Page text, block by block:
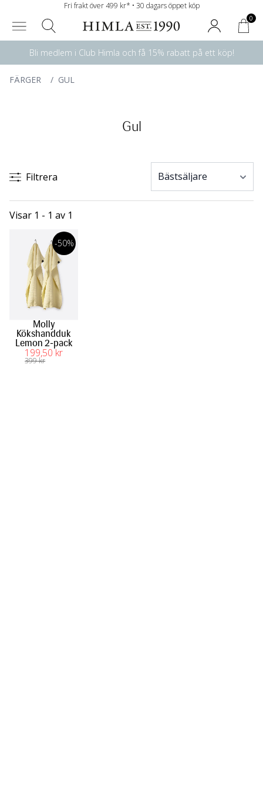
Fri frakt över 499 kr* • 30 dagars öppet köp
0
Bli medlem i Club Himla och få 15% rabatt på ett köp!
FÄRGER / GUL
Gul
Filtrera
Visar 1 - 1 av 1
Molly
Kökshandduk
Lemon 2-pack
199,50 kr
399 kr
-50%